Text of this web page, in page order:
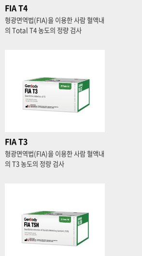
FIA T4
형광면역법(FIA)을 이용한 사람 혈액내
의 Total T4 농도의 정량 검사
FIA T3
형광면역법(FIA)을 이용한 사람 혈액내
의 T3 농도의 정량 검사